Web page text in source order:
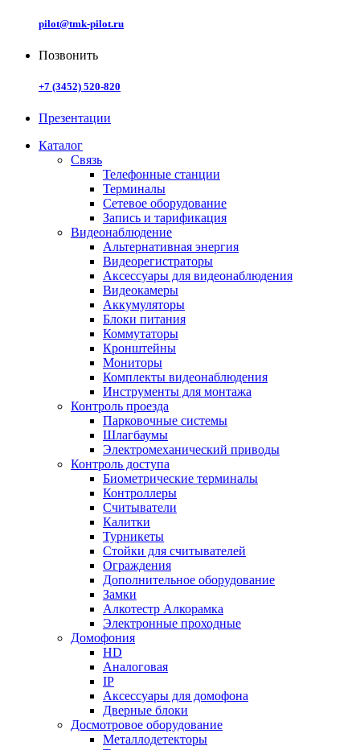
pilot@tmk-pilot.ru
Позвонить
+7 (3452) 520-820
Презентации
Каталог
Связь
Телефонные станции
Терминалы
Сетевое оборудование
Запись и тарификация
Видеонаблюдение
Альтернативная энергия
Видеорегистраторы
Аксессуары для видеонаблюдения
Видеокамеры
Аккумуляторы
Блоки питания
Коммутаторы
Кронштейны
Мониторы
Комплекты видеонаблюдения
Инструменты для монтажа
Контроль проезда
Парковочные системы
Шлагбаумы
Электромеханический приводы
Контроль доступа
Биометрические терминалы
Контроллеры
Считыватели
Калитки
Турникеты
Стойки для считывателей
Ограждения
Дополнительное оборудование
Замки
Алкотестр Алкорамка
Электронные проходные
Домофония
HD
Аналоговая
IP
Аксессуары для домофона
Дверные блоки
Досмотровое оборудование
Металлодетекторы